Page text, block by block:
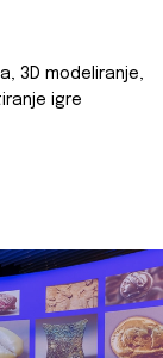
3D modeliranje,
igre